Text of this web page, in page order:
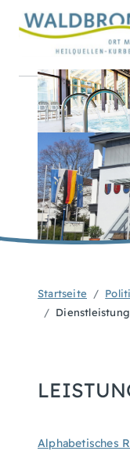
Startseite
Alphabetisches